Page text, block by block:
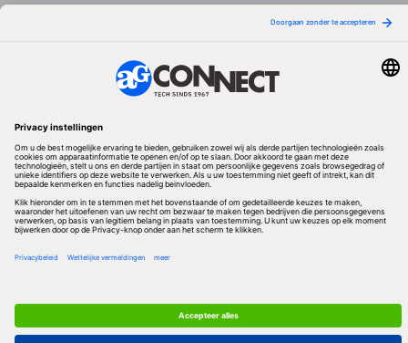
Adverteren
Volg ons
Redactionele partner
Algemene Voorwaarden & Copyrights